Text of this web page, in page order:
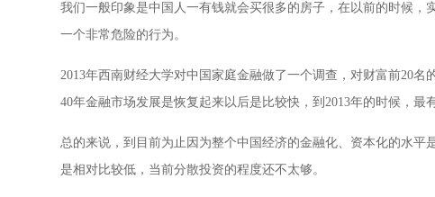
我们一般印象是中国人一有钱就会买很多的房子，在以前的时候
一个非常危险的行为。
2013年西南财经大学对中国家庭金融做了一个调查，对财富前20
40年金融市场发展是恢复起来以后是比较快，到2013年的时候，最
总的来说，到目前为止因为整个中国经济的金融化、资本化的水
是相对比较低，当前分散投资的程度还不太够。